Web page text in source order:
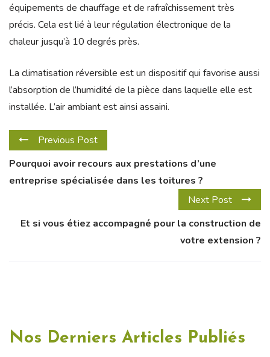
équipements de chauffage et de rafraîchissement très
précis. Cela est lié à leur régulation électronique de la
chaleur jusqu’à 10 degrés près.
La climatisation réversible est un dispositif qui favorise aussi
l’absorption de l’humidité de la pièce dans laquelle elle est
installée. L’air ambiant est ainsi assaini.
Previous Post
Pourquoi avoir recours aux prestations d’une
entreprise spécialisée dans les toitures ?
Next Post
Et si vous étiez accompagné pour la construction de
votre extension ?
Nos Derniers Articles Publiés